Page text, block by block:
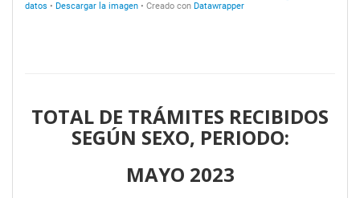
TOTAL DE TRÁMITES RECIBIDOS
SEGÚN SEXO, PERIODO:
MAYO 2023